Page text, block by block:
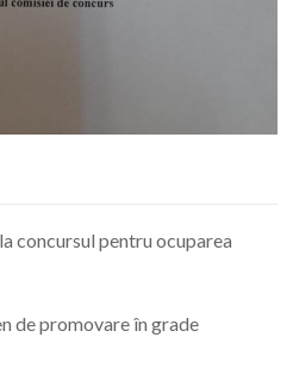
concursul pentru ocuparea
de promovare în grade